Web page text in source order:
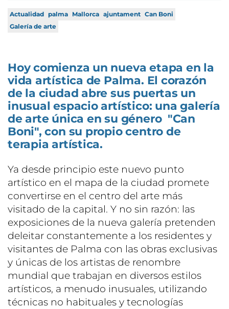
Actualidad palma Mallorca ajuntament Can Boni
Galería de arte
Hoy comienza un nueva etapa en la
vida artística de Palma. El corazón
de la ciudad abre sus puertas un
inusual espacio artístico: una galería
de arte única en su género "Can
Boni", con su propio centro de
terapia artística.
Ya desde principio este nuevo punto
artístico en el mapa de la ciudad promete
convertirse en el centro del arte más
visitado de la capital. Y no sin razón: las
exposiciones de la nueva galería pretenden
deleitar constantemente a los residentes y
visitantes de Palma con las obras exclusivas
y únicas de los artistas de renombre
mundial que trabajan en diversos estilos
artísticos, a menudo inusuales, utilizando
técnicas no habituales y tecnologías